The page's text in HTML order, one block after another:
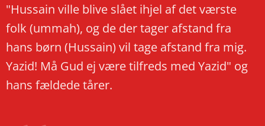
"Hussain ville blive slået ihjel af det værste
folk (ummah), og de der tager afstand fra
hans børn (Hussain) vil tage afstand fra mig.
Yazid! Må Gud ej være tilfreds med Yazid" og
hans fældede tårer.